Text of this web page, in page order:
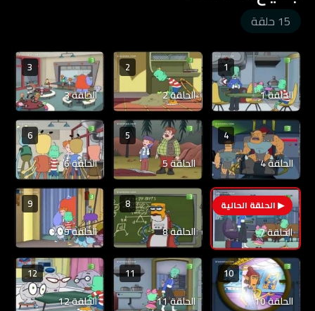
15 حلقة
1
الحلقة 1
2
الحلقة 2
3
الحلقة 3
4
الحلقة 4
5
الحلقة 5
6
الحلقة 6
7
الحلقة 7
8
الحلقة 8
9
الحلقة 9
10
الحلقة 10
11
الحلقة 11
12
الحلقة 12